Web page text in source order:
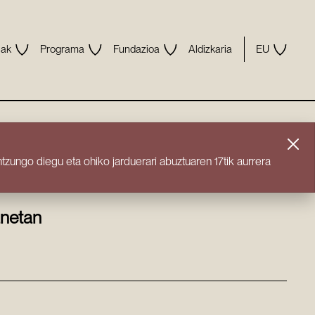
Programa Fundazioa Aldizkaria EU
diegu eta ohiko jarduerari abuztuaren 17tik aurrera